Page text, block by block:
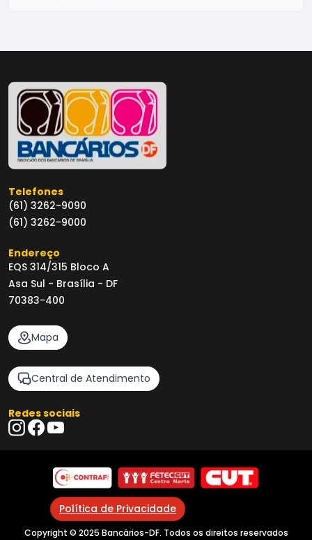
Telefones
(61) 3262-9090
(61) 3262-9000
Endereço
EQS 314/315 Bloco A
Asa Sul - Brasília - DF
70383-400
Mapa
Central de Atendimento
Redes sociais
Política de Privacidade
Copyright © 2025 Bancários-DF. Todos os direitos reservados